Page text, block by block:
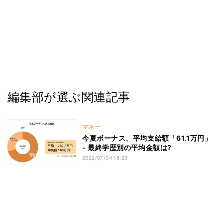
編集部が選ぶ関連記事
マネー
今夏ボーナス、平均支給額「61.1万円」
- 最終学歴別の平均金額は?
2022/07/04 18:23